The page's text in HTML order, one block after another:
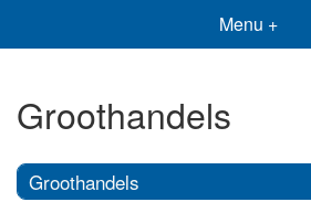
Menu +
Groothandels
Groothandels